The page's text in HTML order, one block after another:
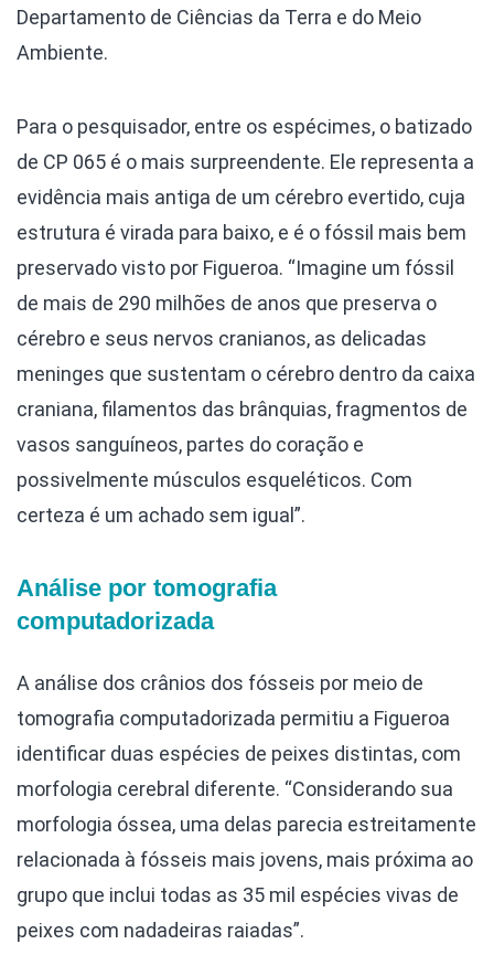
Departamento de Ciências da Terra e do Meio
Ambiente.
Para o pesquisador, entre os espécimes, o batizado
de CP 065 é o mais surpreendente. Ele representa a
evidência mais antiga de um cérebro evertido, cuja
estrutura é virada para baixo, e é o fóssil mais bem
preservado visto por Figueroa. “Imagine um fóssil
de mais de 290 milhões de anos que preserva o
cérebro e seus nervos cranianos, as delicadas
meninges que sustentam o cérebro dentro da caixa
craniana, filamentos das brânquias, fragmentos de
vasos sanguíneos, partes do coração e
possivelmente músculos esqueléticos. Com
certeza é um achado sem igual”.
Análise por tomografia
computadorizada
A análise dos crânios dos fósseis por meio de
tomografia computadorizada permitiu a Figueroa
identificar duas espécies de peixes distintas, com
morfologia cerebral diferente. “Considerando sua
morfologia óssea, uma delas parecia estreitamente
relacionada à fósseis mais jovens, mais próxima ao
grupo que inclui todas as 35 mil espécies vivas de
peixes com nadadeiras raiadas”.